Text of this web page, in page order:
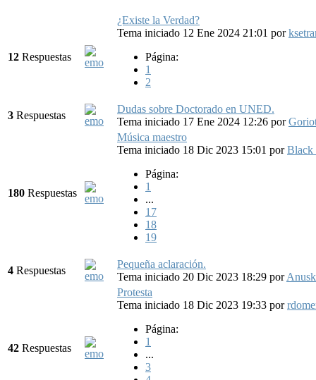
12 Respuestas
¿Existe la Verdad?
Tema iniciado 12 Ene 2024 21:01 por
Página:
1
2
3 Respuestas
Dudas sobre Doctorado en UNED.
Tema iniciado 17 Ene 2024 12:26 por
180 Respuestas
Música maestro
Tema iniciado 18 Dic 2023 15:01 porBlack
Página:
1
...
17
18
19
4 Respuestas
Pequeña aclaración.
Tema iniciado 20 Dic 2023 18:29 por
42 Respuestas
Protesta
Tema iniciado 18 Dic 2023 19:33 por
Página:
1
...
3